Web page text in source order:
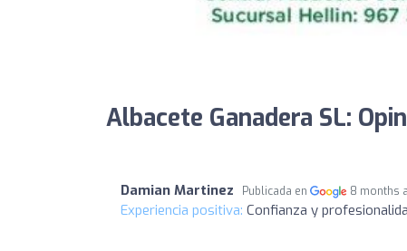
Albacete Ganadera SL:
Damian Martinez Publicada en 8 months
Experiencia positiva: Confianza y